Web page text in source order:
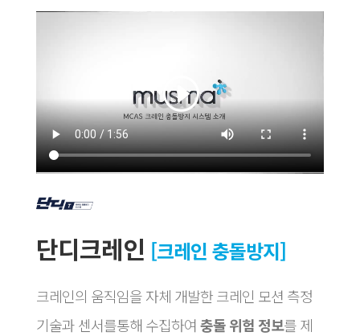
단디크레인 [크레인 충돌방지]
크레인의 움직임을 자체 개발한 크레인 모션 측정
기술과 센서를통해 수집하여충돌 위험 정보를 제